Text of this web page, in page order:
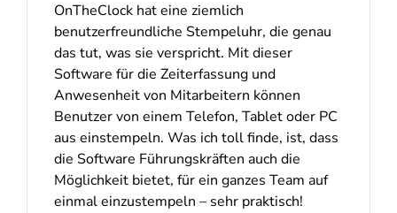
OnTheClock hat eine ziemlich
benutzerfreundliche Stempeluhr, die genau
das tut, was sie verspricht. Mit dieser
Software für die Zeiterfassung und
Anwesenheit von Mitarbeitern können
Benutzer von einem Telefon, Tablet oder PC
aus einstempeln. Was ich toll finde, ist, dass
die Software Führungskräften auch die
Möglichkeit bietet, für ein ganzes Team auf
einmal einzustempeln – sehr praktisch!